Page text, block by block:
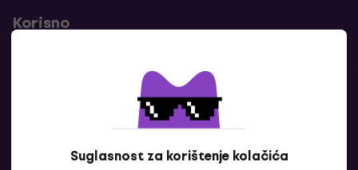
Suglasnost za korištenje kolačića
Korisno
Kontakti
Javi nam se